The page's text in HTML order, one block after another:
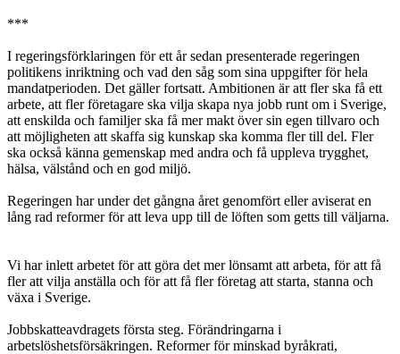
***
I regeringsförklaringen för ett år sedan presenterade regeringen
politikens inriktning och vad den såg som sina uppgifter för hela
mandatperioden. Det gäller fortsatt. Ambitionen är att fler ska få ett
arbete, att fler företagare ska vilja skapa nya jobb runt om i Sverige,
att enskilda och familjer ska få mer makt över sin egen tillvaro och
att möjligheten att skaffa sig kunskap ska komma fler till del. Fler
ska också känna gemenskap med andra och få uppleva trygghet,
hälsa, välstånd och en god miljö.
Regeringen har under det gångna året genomfört eller aviserat en
lång rad reformer för att leva upp till de löften som getts till väljarna.
Vi har inlett arbetet för att göra det mer lönsamt att arbeta, för att få
fler att vilja anställa och för att få fler företag att starta, stanna och
växa i Sverige.
Jobbskatteavdragets första steg. Förändringarna i
arbetslöshetsförsäkringen. Reformer för minskad byråkrati,